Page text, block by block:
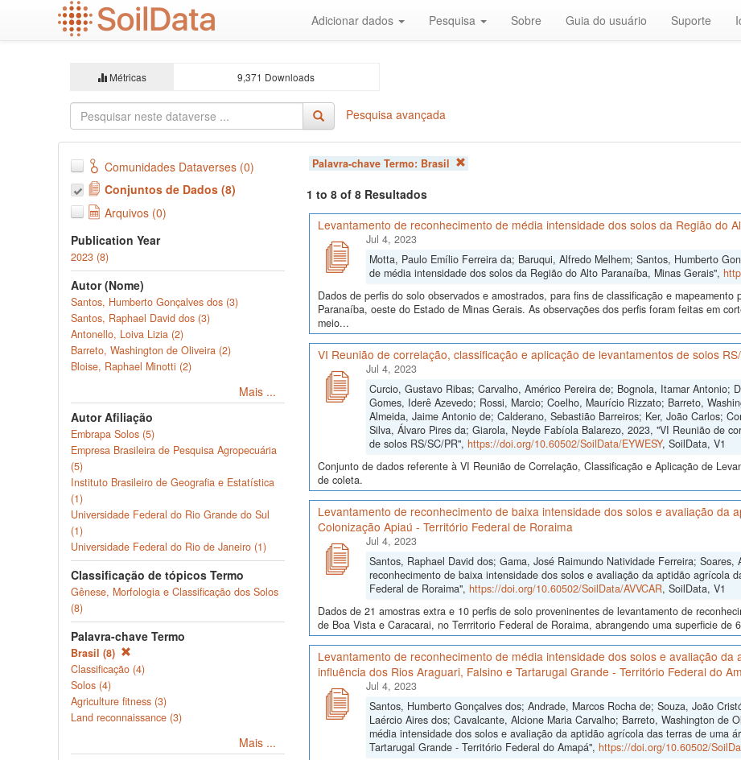
Adicionar dados Pesquisa Sobre Guia do usuário Suporte
Métricas 9,371 Downloads
Pesquisa avançada
Comunidades Dataverses (0)
Conjuntos de Dados (8)
Arquivos (0)
Publication Year
2023 (8)
Autor (Nome)
Santos, Humberto Gonçalves dos (3)
Santos, Raphael David dos (3)
Antonello, Loiva Lizia (2)
Barreto, Washington de Oliveira (2)
Bloise, Raphael Minotti (2)
Mais ...
Autor Afiliação
Embrapa Solos (5)
Empresa Brasileira de Pesquisa Agropecuária
(5)
Instituto Brasileiro de Geografia e Estatística
(1)
Universidade Federal do Rio Grande do Sul
(1)
Universidade Federal do Rio de Janeiro (1)
Classificação de tópicos Termo
Gênese, Morfologia e Classificação dos Solos
(8)
Palavra-chave Termo
Brasil (8)
Classificação (4)
Solos (4)
Agriculture fitness (3)
Land reconnaissance (3)
Mais ...
Palavra-chave Termo: Brasil
1 to 8 of 8 Resultados
Levantamento de reconhecimento de média intensidade dos solos da Região do
Jul 4, 2023
Motta, Paulo Emílio Ferreira da; Baruqui, Alfredo Melhem; Santos, Humberto
de média intensidade dos solos da Região do Alto Paranaíba, Minas Gerais",
Dados de perfis do solo observados e amostrados, para fins de classificação e
Paranaíba, oeste do Estado de Minas Gerais. As observações dos perfis foram feitas em
meio...
VI Reunião de correlação, classificação e aplicação de levantamentos de solos
Jul 4, 2023
Curcio, Gustavo Ribas; Carvalho, Américo Pereira de; Bognola, Itamar Antonio;
Gomes, Iderê Azevedo; Rossi, Marcio; Coelho, Maurício Rizzato; Barreto,
Almeida, Jaime Antonio de; Calderano, Sebastião Barreiros; Ker, João Carlos;
Silva, Álvaro Pires da; Giarola, Neyde Fabíola Balarezo, 2023, "VI Reunião de
de solos RS/SC/PR", https://doi.org/10.60502/SoilData/EYWESY, SoilData, V1
Conjunto de dados referente à VI Reunião de Correlação, Classificação e Aplicação de
de coleta.
Levantamento de reconhecimento de baixa intensidade dos solos e avaliação da
Colonização Apiaú - Território Federal de Roraima
Jul 4, 2023
Santos, Raphael David dos; Gama, José Raimundo Natividade Ferreira;
reconhecimento de baixa intensidade dos solos e avaliação da aptidão agrícola
Federal de Roraima", https://doi.org/10.60502/SoilData/AVVCAR, SoilData, V1
Dados de 21 amostras extra e 10 perfis de solo proveninentes de levantamento de
de Boa Vista e Caracarai, no Terrritorio Federal de Roraima, abrangendo uma superficie de
Levantamento de reconhecimento de média intensidade dos solos e avaliação
influência dos Rios Araguari, Falsino e Tartarugal Grande - Território Federal do
Jul 4, 2023
Santos, Humberto Gonçalves dos; Andrade, Marcos Rocha de; Souza, João
Laércio Aires dos; Cavalcante, Alcione Maria Carvalho; Barreto, Washington de
média intensidade dos solos e avaliação da aptidão agrícola das terras de uma
Tartarugal Grande - Território Federal do Amapá", https://doi.org/10.60502/